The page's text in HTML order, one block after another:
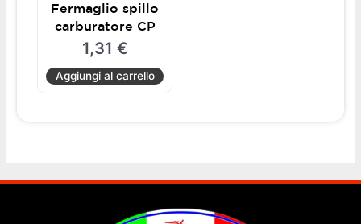
Fermaglio spillo
carburatore CP
1,31 €
Aggiungi al carrello